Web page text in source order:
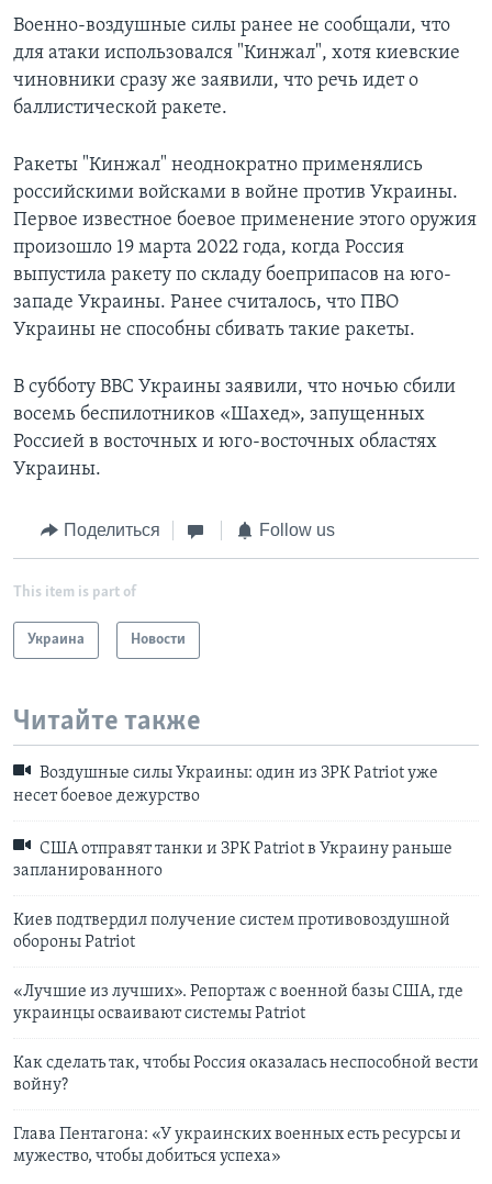
Военно-воздушные силы ранее не сообщали, что
для атаки использовался "Кинжал", хотя киевские
чиновники сразу же заявили, что речь идет о
баллистической ракете.
Ракеты "Кинжал" неоднократно применялись
российскими войсками в войне против Украины.
Первое известное боевое применение этого оружия
произошло 19 марта 2022 года, когда Россия
выпустила ракету по складу боеприпасов на юго-
западе Украины. Ранее считалось, что ПВО
Украины не способны сбивать такие ракеты.
В субботу ВВС Украины заявили, что ночью сбили
восемь беспилотников «Шахед», запущенных
Россией в восточных и юго-восточных областях
Украины.
Поделиться Follow us
This item is part of
Украина Новости
Читайте также
Воздушные силы Украины: один из ЗРК Patriot уже
несет боевое дежурство
США отправят танки и ЗРК Patriot в Украину раньше
запланированного
Киев подтвердил получение систем противовоздушной
обороны Patriot
«Лучшие из лучших». Репортаж с военной базы США, где
украинцы осваивают системы Patriot
Как сделать так, чтобы Россия оказалась неспособной вести
войну?
Глава Пентагона: «У украинских военных есть ресурсы и
мужество, чтобы добиться успеха»